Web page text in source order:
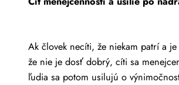
Ak človek necíti, že niekam patrí a
že nie je dosť dobrý, cíti sa
ľudia sa potom usilujú o